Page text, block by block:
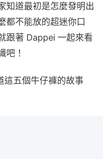
知道最初是怎麼發明出
都不能放的超迷你口
跟著 Dappei 一起來看
吧！
五個牛仔褲的故事